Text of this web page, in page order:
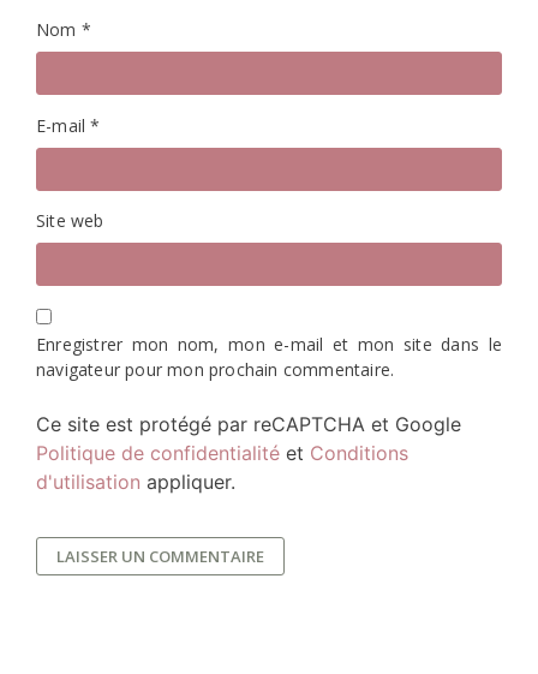
Nom *
E-mail*
Site web
Enregistrer mon nom, mon e-mail et mon site dans le
navigateur pour mon prochain commentaire.
Ce site est protégé par reCAPTCHA et Google
Politique de confidentialité et Conditions
d'utilisation appliquer.